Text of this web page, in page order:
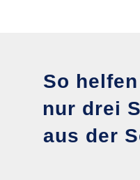
So
nur drei
aus der